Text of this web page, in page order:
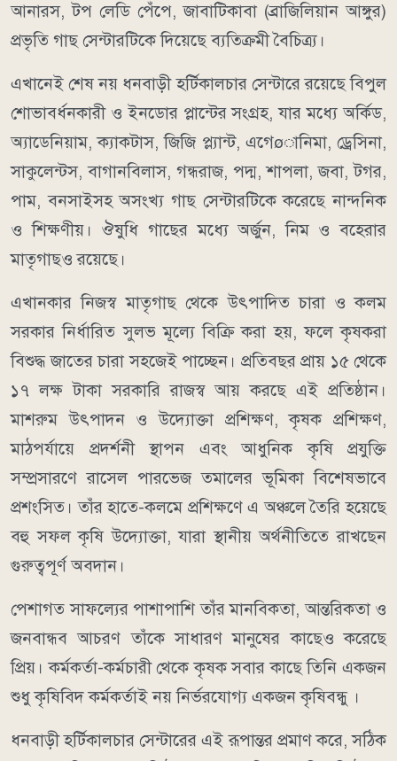
আনারস, টপ লেডি পেঁপে, জাবাটিকাবা (ব্রাজিলিয়ান আঙ্গুর)
প্রভৃতি গাছ সেন্টারটিকে দিয়েছে ব্যতিক্রমী বৈচিত্র্য।
এখানেই শেষ নয় ধনবাড়ী হর্টিকালচার সেন্টারে রয়েছে বিপুল
শোভাবর্ধনকারী ও ইনডোর প্লান্টের সংগ্রহ, যার মধ্যে অর্কিড,
অ্যাডেনিয়াম, ক্যাকটাস, জিজি প্ল্যান্ট, এগেøানিমা, ড্রেসিনা,
সাকুলেন্টস, বাগানবিলাস, গন্ধরাজ, পদ্ম, শাপলা, জবা, টগর,
পাম, বনসাইসহ অসংখ্য গাছ সেন্টারটিকে করেছে নান্দনিক
ও শিক্ষণীয়। ঔষুধি গাছের মধ্যে অর্জুন, নিম ও বহেরার
মাতৃগাছও রয়েছে।
এখানকার নিজস্ব মাতৃগাছ থেকে উৎপাদিত চারা ও কলম
সরকার নির্ধারিত সুলভ মূল্যে বিক্রি করা হয়, ফলে কৃষকরা
বিশুদ্ধ জাতের চারা সহজেই পাচ্ছেন। প্রতিবছর প্রায় ১৫ থেকে
১৭ লক্ষ টাকা সরকারি রাজস্ব আয় করছে এই প্রতিষ্ঠান।
মাশরুম উৎপাদন ও উদ্যোক্তা প্রশিক্ষণ, কৃষক প্রশিক্ষণ,
মাঠপর্যায়ে প্রদর্শনী স্থাপন এবং আধুনিক কৃষি প্রযুক্তি
সম্প্রসারণে রাসেল পারভেজ তমালের ভূমিকা বিশেষভাবে
প্রশংসিত। তাঁর হাতে-কলমে প্রশিক্ষণে এ অঞ্চলে তৈরি হয়েছে
বহু সফল কৃষি উদ্যোক্তা, যারা স্থানীয় অর্থনীতিতে রাখছেন
গুরুত্বপূর্ণ অবদান।
পেশাগত সাফল্যের পাশাপাশি তাঁর মানবিকতা, আন্তরিকতা ও
জনবান্ধব আচরণ তাঁকে সাধারণ মানুষের কাছেও করেছে
প্রিয়। কর্মকর্তা-কর্মচারী থেকে কৃষক সবার কাছে তিনি একজন
শুধু কৃষিবিদ কর্মকর্তাই নয় নির্ভরযোগ্য একজন কৃষিবন্ধু ।
ধনবাড়ী হর্টিকালচার সেন্টারের এই রূপান্তর প্রমাণ করে, সঠিক